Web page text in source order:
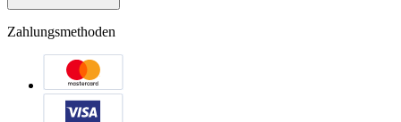
Zahlungsmethoden